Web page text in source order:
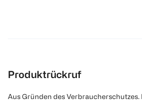
Produktrückruf
Aus Gründen des